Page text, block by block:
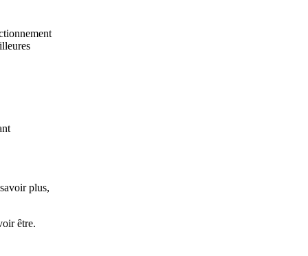
plus,
être.